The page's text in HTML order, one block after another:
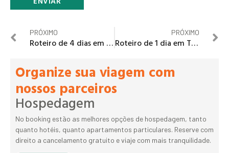
PRÓXIMO
Roteiro de 4 dias em Estocolmo, Suécia
PRÓXIMO
Roteiro de 1 dia em Tallinn, Estônia
Organize sua viagem com
nossos parceiros
Hospedagem
No booking estão as melhores opções de hospedagem, tanto
quanto hotéis, quanto apartamentos particulares. Reserve com
direito a cancelamento gratuito e viaje com mais tranquilidade.